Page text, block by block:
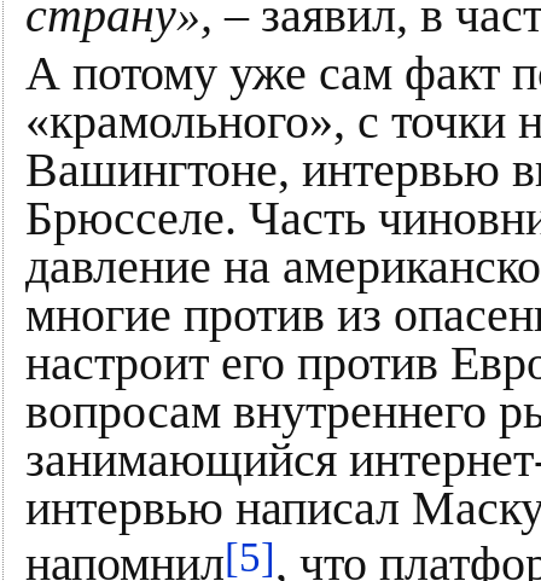
страну»,– заявил, в
А потому уже сам факт
«крамольного», с точки
Вашингтоне, интервью
Брюсселе. Часть
давление на
многие против из
настроит его против
вопросам внутреннего
занимающийся
интервью написал
напомнил[5], что